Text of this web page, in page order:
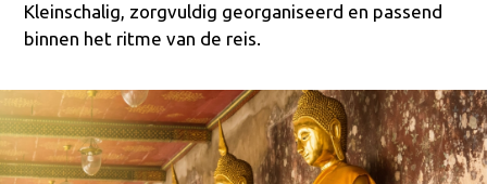
Kleinschalig, zorgvuldig georganiseerd en passend
binnen het ritme van de reis.